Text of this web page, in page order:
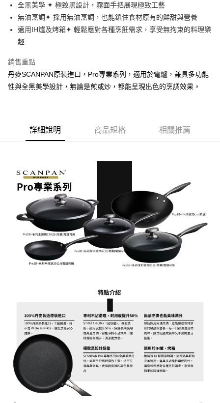
國泰世華商業銀行
兆豐國際商業銀行
臺灣中小企業銀行
台中商業銀行
匯豐（台灣）商業銀行
華泰商業銀行
聯邦商業銀行
遠東國際商業銀行
元大商業銀行
台新國際商業銀行
台灣樂天信用卡公司
街口支付
悠遊付
運送方式
新竹貨運
全黑美學 ✦ 極致黑設計，霧面手把展現極致工藝
無油烹調✦ 採用無油烹調，也能鎖住食材原有的鮮甜與營養
適用IH爐及烤箱✦ 輕鬆應對各種烹飪需求，享受無拘束的料理樂
趣
銷售重點
丹麥SCANPAN原裝進口，Pro專業系列，適用於電爐，兼具多功能
性與全黑美學設計，無論是煎或炒，都能呈現出色的烹調效果。
詳細說明 商品規格 相關推薦